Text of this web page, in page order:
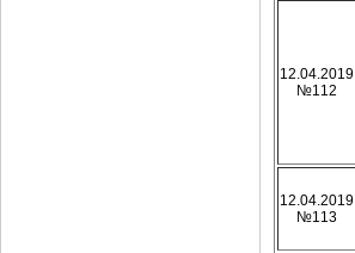
12.04.2019
№112
12.04.2019
№113